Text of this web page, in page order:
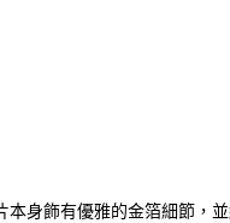
身飾有優雅的金箔細節，